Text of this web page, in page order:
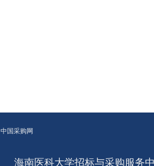
中国采购网
海南医科大学招标与采购服务